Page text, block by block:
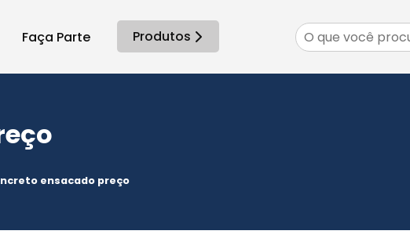
Faça Parte Produtos
ensacado preço